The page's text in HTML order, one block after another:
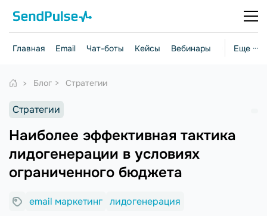
Еще ···
Главная Email Чат-боты Кейсы Вебинары Стратегии
Блог Стратегии
Стратегии
Наиболее эффективная тактика
лидогенерации в условиях
ограниченного бюджета
email маркетинг лидогенерация